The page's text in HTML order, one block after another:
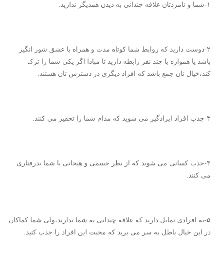
۱-شما و نامزدتان علاقه چندانی به دیدن همدیگر ندارید.
۲-دوست دارید که روابط شما کوتاه مدت و همراه با عشق شور انگیز
باشد یا همواره با چند نفر رابطه دارید تا مبادا اگر یکی شما را ترک
کند،خیال تان جمع باشد که افراد دیگری در دسترس تان هستند.
۳-جذب افراد ایرادگیر می شوید که مدام شما را تحقیر می کنند.
۴-جذب کسانی می شوید که از نظر جسمی و هیجانی با شما بدرفتاری
می کنند.
۵-به افرادی تمایل دارید که علاقه چندانی به شما ندارند،ولی شما کماکان
در این خیال باطل به سر می برید که محبت این افراد را جذب کنید.